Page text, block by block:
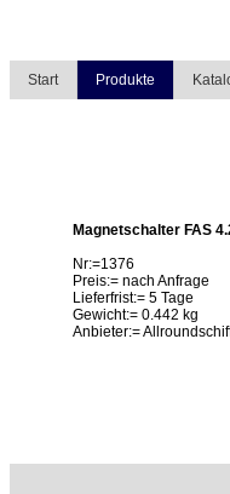
Start Produkte
Magnetschalter FAS
Nr:=1376
Preis:= nach Anfrage
Lieferfrist:= 5 Tage
Gewicht:= 0.442 kg
Anbieter:=